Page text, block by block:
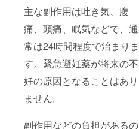
主な副作用は吐き気、腹
痛、頭痛、眠気などで、通
常は24時間程度で治まりま
す。緊急避妊薬が将来の不
妊の原因となることはあり
ません。
副作用などの負担があるの